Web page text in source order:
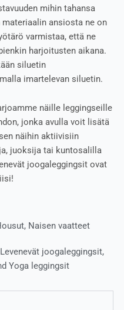
mihin tahansa
materiaalin ansiosta ne on
varmistaa, että ne
harjoitusten aikana.
siluetin
imartelevan siluetin.
näille leggingseille
jonka avulla voit lisätä
näihin aktiivisiin
juoksija tai kuntosalilla
joogaleggingsit ovat
, Naisen vaatteet
Levenevät joogaleggingsit,
Yoga leggingsit